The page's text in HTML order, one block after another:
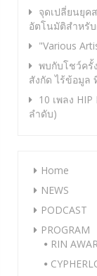
จุดเปลี่ยนยุค
อัตโนมัติสำหรั
"Various
พบกับโชว์ครั้
สังกัด ไร้ข้อมูล
10 เพลง
ลำดับ)
Home
NEWS
PODCAST
PROGRAM
RIN